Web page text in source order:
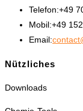
Telefon:+49
Mobil:+49
Email:
Nützliches
Downloads